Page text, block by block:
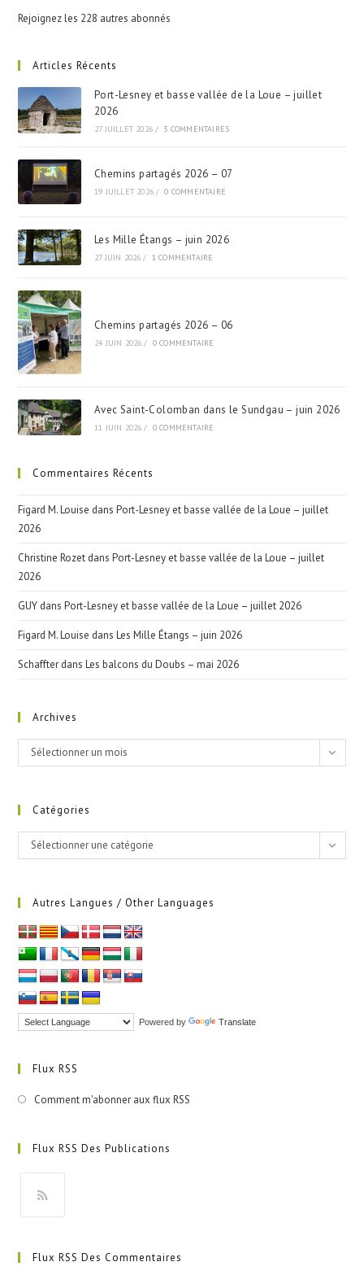
Rejoignez les 228 autres abonnés
Articles Récents
Port-Lesney et basse vallée de la Loue – juillet
2026
27 JUILLET 2026 / 3 COMMENTAIRES
Chemins partagés 2026 – 07
19 JUILLET 2026 / 0 COMMENTAIRE
Les Mille Étangs – juin 2026
27 JUIN 2026 / 1 COMMENTAIRE
Chemins partagés 2026 – 06
24 JUIN 2026 / 0 COMMENTAIRE
Avec Saint-Colomban dans le Sundgau – juin 2026
11 JUIN 2026 / 0 COMMENTAIRE
Commentaires Récents
Figard M. Louise dansPort-Lesney et basse vallée de la Loue – juillet
2026
Christine Rozet dansPort-Lesney et basse vallée de la Loue – juillet
2026
GUY dansPort-Lesney et basse vallée de la Loue – juillet 2026
Figard M. Louise dansLes Mille Étangs – juin 2026
Schaffter dansLes balcons du Doubs – mai 2026
Archives
Archives
Sélectionner un mois
Catégories
Catégories
Sélectionner une catégorie
Autres Langues / Other Languages
Powered by Translate
Flux RSS
Comment m'abonner aux flux RSS
Flux RSS Des Publications
un
Flux RSS Des Commentaires